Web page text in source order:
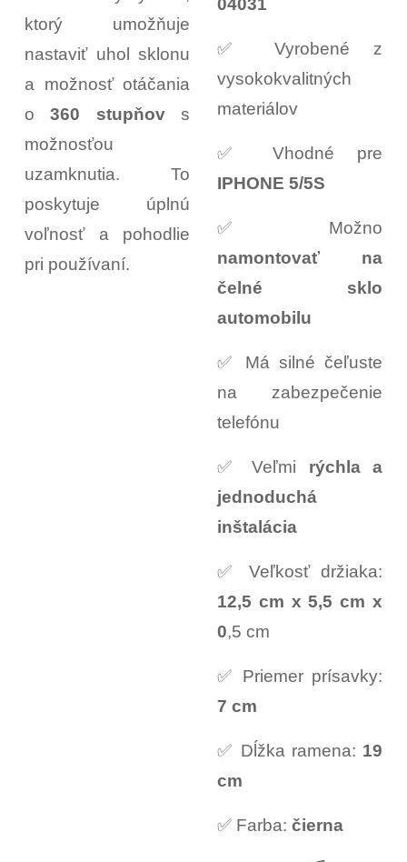
ktorý umožňuje
nastaviť uhol sklonu
a možnosť otáčania
o 360 stupňovs
možnosťou
uzamknutia. To
poskytuje úplnú
voľnosť a pohodlie
pri používaní.
04031
✅ Vyrobené z
vysokokvalitných
materiálov
✅ Vhodné pre
IPHONE 5/5S
✅ Možno
namontovať na
čelné sklo
automobilu
✅ Má silné čeľuste
na zabezpečenie
telefónu
✅ Veľmi rýchla a
jednoduchá
inštalácia
✅ Veľkosť držiaka:
12,5 cm x 5,5 cm x
0,5 cm
✅ Priemer prísavky:
7 cm
✅ Dĺžka ramena: 19
cm
✅ Farba: čierna